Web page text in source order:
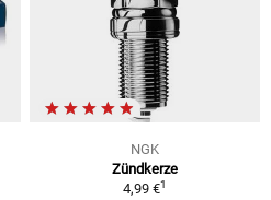
NGK
Zündkerze
4,99 €1